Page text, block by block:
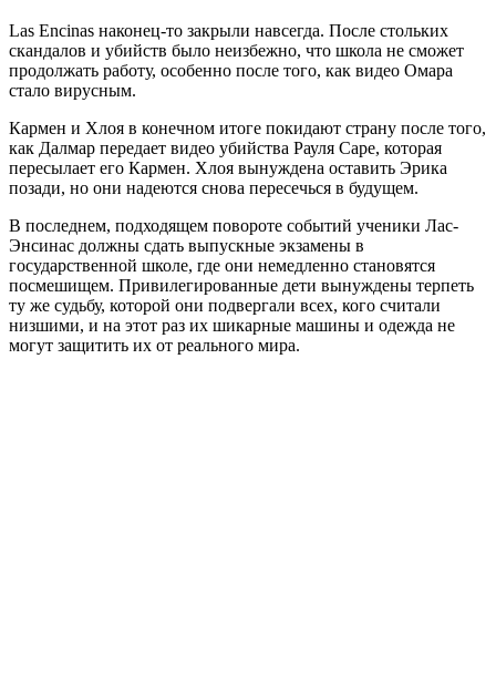
Las Encinas наконец-то закрыли навсегда. После стольких
скандалов и убийств было неизбежно, что школа не сможет
продолжать работу, особенно после того, как видео Омара
стало вирусным.
Кармен и Хлоя в конечном итоге покидают страну после того,
как Далмар передает видео убийства Рауля Саре, которая
пересылает его Кармен. Хлоя вынуждена оставить Эрика
позади, но они надеются снова пересечься в будущем.
В последнем, подходящем повороте событий ученики Лас-
Энсинас должны сдать выпускные экзамены в
государственной школе, где они немедленно становятся
посмешищем. Привилегированные дети вынуждены терпеть
ту же судьбу, которой они подвергали всех, кого считали
низшими, и на этот раз их шикарные машины и одежда не
могут защитить их от реального мира.